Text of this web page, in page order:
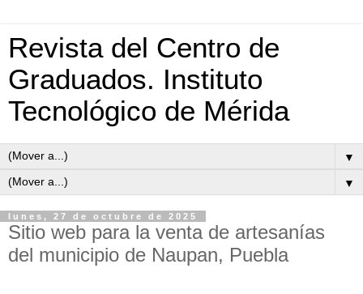
Revista del Centro de
Graduados. Instituto
Tecnológico de Mérida
▼
▼
lunes, 27 de octubre de 2025
Sitio web para la venta de artesanías
del municipio de Naupan, Puebla